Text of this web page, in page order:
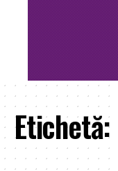
Etichetă: